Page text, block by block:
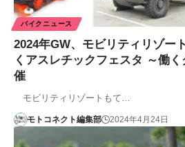
バイクニュース
2024年GW、モビリティリゾー
くアスレチックフェスタ ～働
催
モビリティリゾートもて…
モトコネクト編集部 2024年4月24日